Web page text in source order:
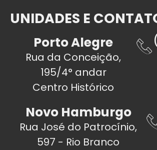
UNIDADES E
Porto Alegre
Rua da Conceição,
195/4° andar
Centro Histórico
Novo Hamburgo
Rua José do Patrocínio,
597 - Rio Branco